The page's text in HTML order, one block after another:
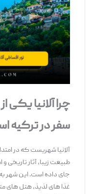
چرا آلانیا یکی
سفر در ترکیه است؟
آلانیا شهریست که در امتداد
طبیعت زیبا، آثار تاریخی و
جای داده است. این شهر به
غذا های لذیذ، هتل ‌های متنوع